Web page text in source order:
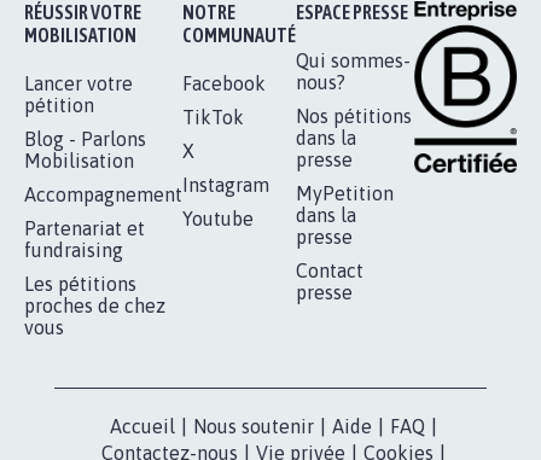
RÉUSSIR VOTRE
MOBILISATION
Lancer votre
pétition
Blog - Parlons
Mobilisation
Accompagnement
Partenariat et
fundraising
Les pétitions
proches de chez
vous
NOTRE
COMMUNAUTÉ
Facebook
TikTok
X
Instagram
Youtube
ESPACE PRESSE
Qui sommes-
nous?
Nos pétitions
dans la
presse
MyPetition
dans la
presse
Contact
presse
Accueil Nous soutenir Aide FAQ
Contactez-nous
Vie privée Cookies